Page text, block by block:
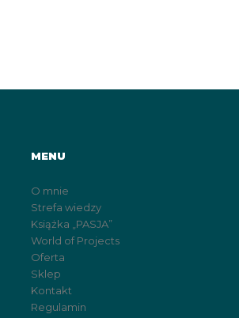
MENU
O mnie
Strefa wiedzy
Książka „PASJA”
World of Projects
Oferta
Sklep
Kontakt
Regulamin